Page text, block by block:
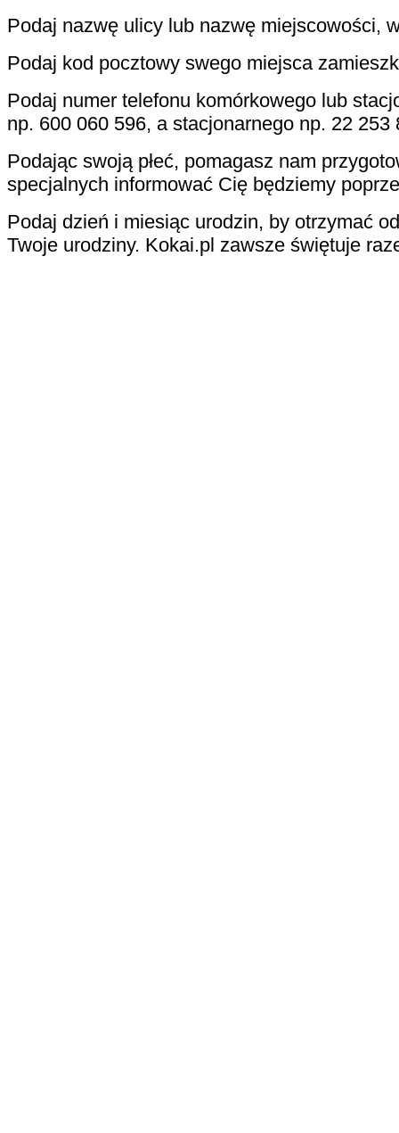
Podaj nazwę ulicy lub nazwę miejscowości,
Podaj kod pocztowy swego miejsca
Podaj numer telefonu komórkowego lub
np. 600 060 596, a stacjonarnego np. 22 253
Podając swoją płeć, pomagasz nam
specjalnych informować Cię będziemy
Podaj dzień i miesiąc urodzin, by otrzymać
Twoje urodziny. Kokai.pl zawsze świętuje